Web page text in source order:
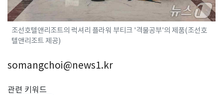
조선호텔앤리조트의 럭셔리 플라워 부티크 '격물공부'의 제품(조선호
텔앤리조트 제공)
somangchoi@news1.kr
관련 키워드